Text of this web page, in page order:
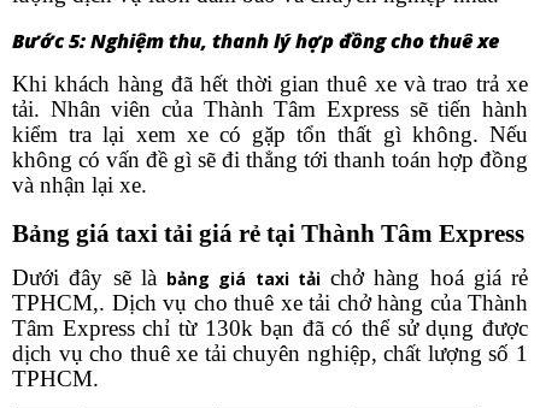
Bước 5: Nghiệm thu, thanh lý hợp đồng cho thuê xe
Khi khách hàng đã hết thời gian thuê xe và trao trả xe
tải. Nhân viên của Thành Tâm Express sẽ tiến hành
kiểm tra lại xem xe có gặp tổn thất gì không. Nếu
không có vấn đề gì sẽ đi thẳng tới thanh toán hợp đồng
và nhận lại xe.
Bảng giá taxi tải giá rẻ tại Thành Tâm Express
Dưới đây sẽ là bảng giá taxi tảichở hàng hoá giá rẻ
TPHCM,. Dịch vụ cho thuê xe tải chở hàng của Thành
Tâm Express chỉ từ 130k bạn đã có thể sử dụng được
dịch vụ cho thuê xe tải chuyên nghiệp, chất lượng số 1
TPHCM.